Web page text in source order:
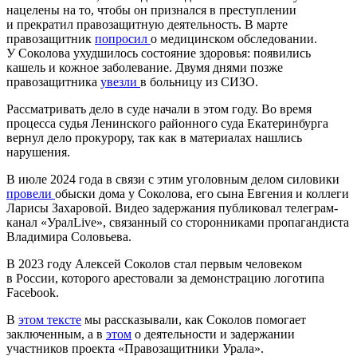
нацелены на то, чтобы он признался в преступлении
и прекратил правозащитную деятельность. В марте
правозащитник попросил о медицинском обследовании.
У Соколова ухудшилось состояние здоровья: появились
кашель и кожное заболевание. Двумя днями позже
правозащитника увезли в больницу из СИЗО.
Рассматривать дело в суде начали в этом году. Во время
процесса судья Ленинского районного суда Екатеринбурга
вернул дело прокурору, так как в материалах нашлись
нарушения.
В июле 2024 года в связи с этим уголовным делом силовики
провели обыски дома у Соколова, его сына Евгения и коллеги
Ларисы Захаровой. Видео задержания публиковал телеграм-
канал «УралLive», связанный со сторонниками пропагандиста
Владимира Соловьева.
В 2023 году Алексей Соколов стал первым человеком
в России, которого арестовали за демонстрацию логотипа
Facebook.
В этом тексте мы рассказывали, как Соколов помогает
заключенным, а в этом о деятельности и задержании
участников проекта «Правозащитники Урала».